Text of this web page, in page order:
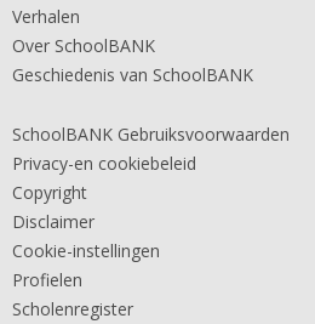
Verhalen
Over SchoolBANK
Geschiedenis van SchoolBANK
SchoolBANK Gebruiksvoorwaarden
Privacy-en cookiebeleid
Copyright
Disclaimer
Cookie-instellingen
Profielen
Scholenregister